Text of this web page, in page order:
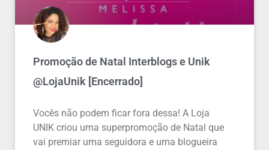
Promoção de Natal Interblogs e Unik
@LojaUnik [Encerrado]
Vocês não podem ficar fora dessa! A Loja
UNIK criou uma superpromoção de Natal que
vai premiar uma seguidora e uma blogueira